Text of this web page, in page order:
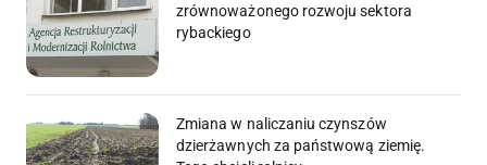
zrównoważonego rozwoju sektora
rybackiego
Zmiana w naliczaniu czynszów
dzierżawnych za państwową ziemię.